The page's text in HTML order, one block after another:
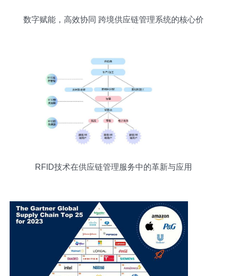
数字赋能，高效协同 跨境供应链管理系统的核心价
RFID技术在供应链管理服务中的革新与应用